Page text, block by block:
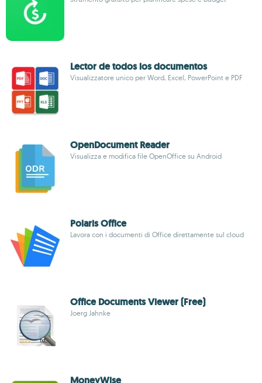
Lector de todos los documentos
Visualizzatore unico per Word, Excel, PowerPoint e PDF
OpenDocument Reader
Visualizza e modifica file OpenOffice su Android
Polaris Office
Lavora con i documenti di Office direttamente sul cloud
Office Documents Viewer (Free)
Joerg Jahnke
MoneyWise